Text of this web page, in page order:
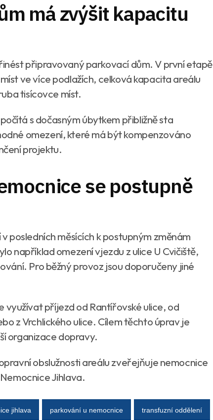
má zvýšit kapacitu
připravovaný parkovací dům. V první etapě
ve více podlažích, celková kapacita areálu
tisícovce míst.
s dočasným úbytkem přibližně sta
omezení, které má být kompenzováno
projektu.
se postupně
posledních měsících k postupným změnám
například omezení vjezdu z ulice U Cvičiště,
Pro běžný provoz jsou doporučeny jiné
příjezd od Rantířovské ulice, od
z Vrchlického ulice. Cílem těchto úprav je
organizace dopravy.
obslužnosti areálu zveřejňuje nemocnice
Jihlava.
jihlava parkování u nemocnice transfuzní oddělení